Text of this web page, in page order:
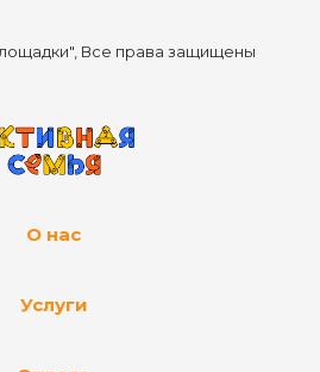
Все права защищены
О нас
Услуги